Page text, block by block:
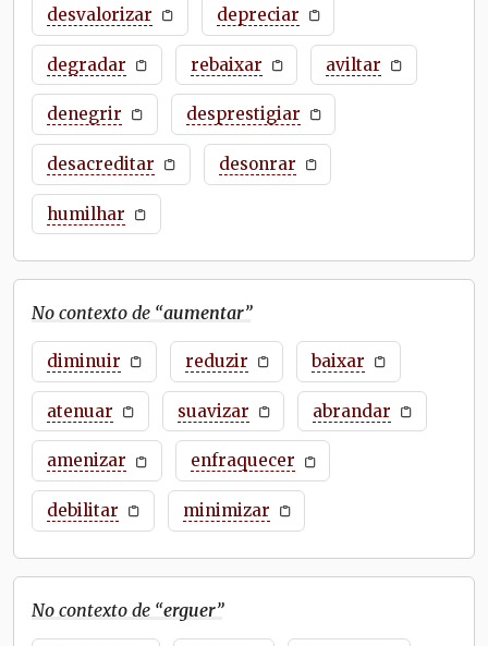
desvalorizar depreciar
degradar rebaixar aviltar
denegrir desprestigiar
desacreditar desonrar
humilhar
No contexto de “aumentar”
diminuir reduzir baixar
atenuar suavizar abrandar
amenizar enfraquecer
debilitar minimizar
No contexto de “erguer”